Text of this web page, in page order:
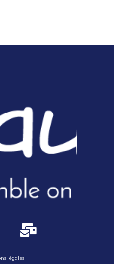
légales